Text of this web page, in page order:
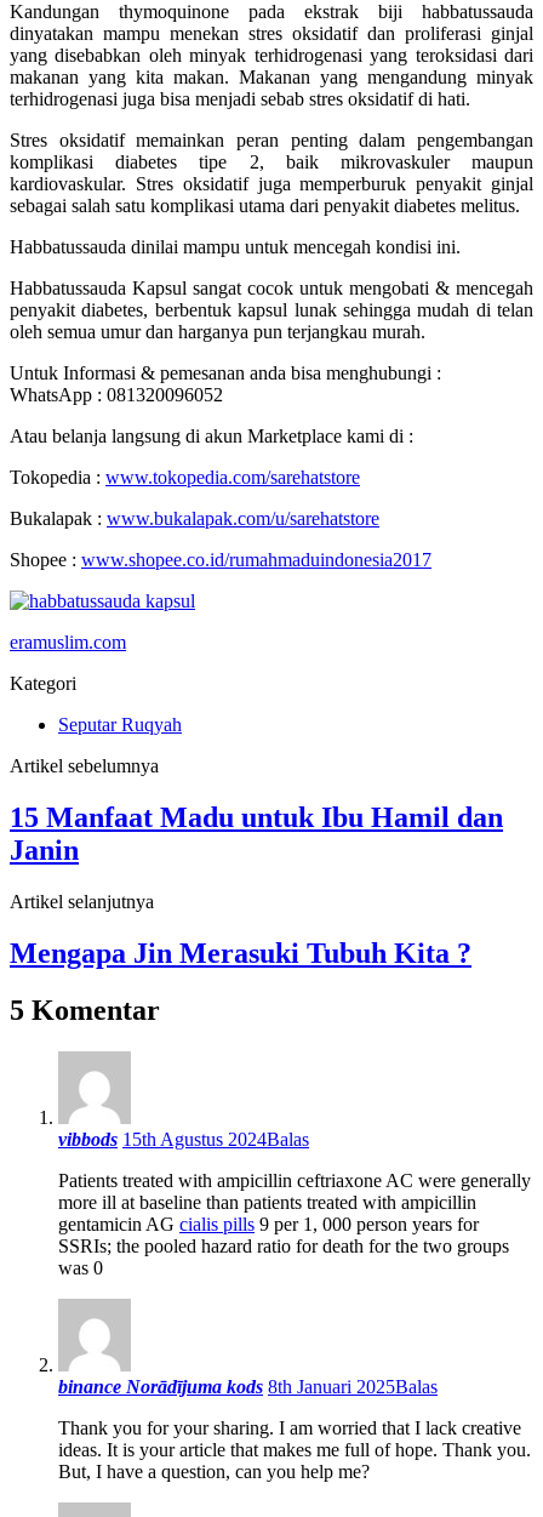
Kandungan thymoquinone pada ekstrak biji habbatussauda
dinyatakan mampu menekan stres oksidatif dan proliferasi ginjal
yang disebabkan oleh minyak terhidrogenasi yang teroksidasi dari
makanan yang kita makan. Makanan yang mengandung minyak
terhidrogenasi juga bisa menjadi sebab stres oksidatif di hati.
Stres oksidatif memainkan peran penting dalam pengembangan
komplikasi diabetes tipe 2, baik mikrovaskuler maupun
kardiovaskular. Stres oksidatif juga memperburuk penyakit ginjal
sebagai salah satu komplikasi utama dari penyakit diabetes melitus.
Habbatussauda dinilai mampu untuk mencegah kondisi ini.
Habbatussauda Kapsul sangat cocok untuk mengobati & mencegah
penyakit diabetes, berbentuk kapsul lunak sehingga mudah di telan
oleh semua umur dan harganya pun terjangkau murah.
Untuk Informasi & pemesanan anda bisa menghubungi :
WhatsApp : 081320096052
Atau belanja langsung di akun Marketplace kami di :
Tokopedia : www.tokopedia.com/sarehatstore
Bukalapak : www.bukalapak.com/u/sarehatstore
Shopee : www.shopee.co.id/rumahmaduindonesia2017
eramuslim.com
Kategori
Seputar Ruqyah
Artikel sebelumnya
15 Manfaat Madu untuk Ibu Hamil dan
Janin
Artikel selanjutnya
Mengapa Jin Merasuki Tubuh Kita ?
5 Komentar
vibbods 15th Agustus 2024Balas
Patients treated with ampicillin ceftriaxone AC were generally
more ill at baseline than patients treated with ampicillin
gentamicin AG cialis pills 9 per 1, 000 person years for
SSRIs; the pooled hazard ratio for death for the two groups
was 0
binance Norādījuma kods 8th Januari 2025Balas
Thank you for your sharing. I am worried that I lack creative
ideas. It is your article that makes me full of hope. Thank you.
But, I have a question, can you help me?